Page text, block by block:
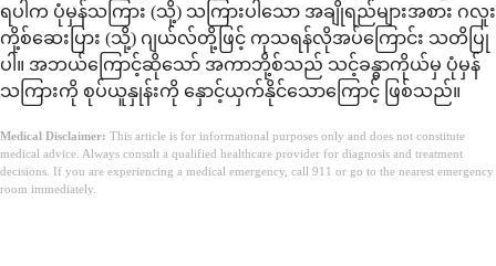
ရပါက ပုံမှန်သကြား (သို့) သကြားပါသော အချိုရည်များအစား ဂလူး
ကို့စ်ဆေးပြား (သို့) ဂျယ်လ်တို့ဖြင့် ကုသရန်လိုအပ်ကြောင်း သတိပြု
ပါ။ အဘယ်ကြောင့်ဆိုသော် အကာဘို့စ်သည် သင့်ခန္ဓာကိုယ်မှ ပုံမှန်
သကြားကို စုပ်ယူနှုန်းကို နှောင့်ယှက်နိုင်သောကြောင့် ဖြစ်သည်။
Medical Disclaimer: This article is for informational purposes only and does not constitute
medical advice. Always consult a qualified healthcare provider for diagnosis and treatment
decisions. If you are experiencing a medical emergency, call 911 or go to the nearest emergency
room immediately.